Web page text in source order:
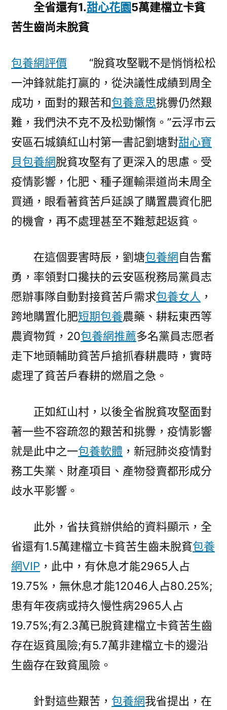
全省還有1.甜心花園5萬建檔立卡貧
苦生齒尚未脫貧
包養網評價 “脫貧攻堅戰不是悄悄松松
一沖鋒就能打贏的，從決議性成績到周全
成功，面對的艱苦和包養意思挑釁仍然艱
難，我們決不克不及松勁懶惰。”云浮市云
安區石城鎮紅山村第一書記劉塘對甜心寶
貝包養網脫貧攻堅有了更深入的思慮。受
疫情影響，化肥、種子運輸渠道尚未周全
買通，眼看著貧苦戶延誤了購置農資化肥
的機會，再不處理甚至不難惹起返貧。
在這個要害時辰，劉塘包養網自告奮
勇，率領對口攙扶的云安區稅務局黨員志
愿辦事隊自動對接貧苦戶需求包養女人 ，
跨地購置化肥短期包養農藥、耕耘東西等
農資物質，20包養網推薦多名黨員志愿者
走下地頭輔助貧苦戶搶抓春耕農時，實時
處理了貧苦戶春耕的燃眉之急。
正如紅山村，以後全省脫貧攻堅面對
著一些不容疏忽的艱苦和挑釁，疫情影響
就是此中之一包養軟體 ，新冠肺炎疫情對
務工失業、財產項目、產物發賣都形成分
歧水平影響。
此外，省扶貧辦供給的資料顯示，全
省還有1.5萬建檔立卡貧苦生齒未脫貧包養
網VIP ，此中，有休息才能2965人占
19.75%，無休息才能12046人占80.25%;
患有年夜病或持久慢性病2965人占
19.75%;有2.3萬已脫貧建檔立卡貧苦生齒
存在返貧風險;有5.7萬非建檔立卡的邊沿
生齒存在致貧風險。
針對這些艱苦， 包養網我省提出，在